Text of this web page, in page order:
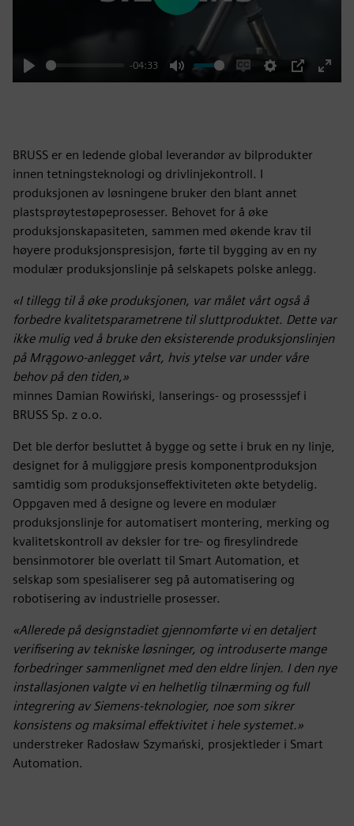
Play
-04:33
Mute
EnableSettings
PIP
Enter
BRUSS er en ledende global leverandør av bilprodukter
innen tetningsteknologi og drivlinjekontroll. I
produksjonen av løsningene bruker den blant annet
plastsprøytestøpeprosesser. Behovet for å øke
produksjonskapasiteten, sammen med økende krav til
høyere produksjonspresisjon, førte til bygging av en ny
modulær produksjonslinje på selskapets polske anlegg.
«I tillegg til å øke produksjonen, var målet vårt også å
forbedre kvalitetsparametrene til sluttproduktet. Dette var
ikke mulig ved å bruke den eksisterende produksjonslinjen
på Mrągowo-anlegget vårt, hvis ytelse var under våre
behov på den tiden,»
minnes Damian Rowiński, lanserings- og prosesssjef i
BRUSS Sp. z o.o.
Det ble derfor besluttet å bygge og sette i bruk en ny linje,
designet for å muliggjøre presis komponentproduksjon
samtidig som produksjonseffektiviteten økte betydelig.
Oppgaven med å designe og levere en modulær
produksjonslinje for automatisert montering, merking og
kvalitetskontroll av deksler for tre- og firesylindrede
bensinmotorer ble overlatt til Smart Automation, et
selskap som spesialiserer seg på automatisering og
robotisering av industrielle prosesser.
«Allerede på designstadiet gjennomførte vi en detaljert
verifisering av tekniske løsninger, og introduserte mange
forbedringer sammenlignet med den eldre linjen. I den nye
installasjonen valgte vi en helhetlig tilnærming og full
integrering av Siemens-teknologier, noe som sikrer
konsistens og maksimal effektivitet i hele systemet.»
understreker Radosław Szymański, prosjektleder i Smart
Automation.